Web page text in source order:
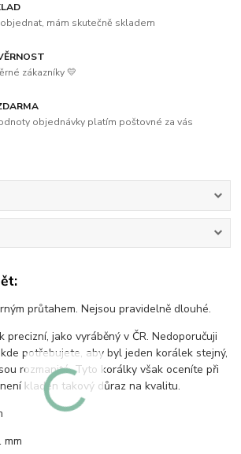
mám skutečně skladem
zákazníky 💛
objednávky platím poštovné za vás
průtahem. Nejsou pravidelně dlouhé.
precizní, jako vyráběný v ČR. Nedoporučuji
potřebujete, aby byl jeden korálek stejný,
rozmanité. Tyto korálky však oceníte při
kladen takový důraz na kvalitu.
mm